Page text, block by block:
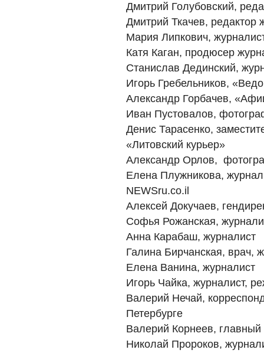
Дмитрий Голубовский,
Дмитрий Ткачев, редактор
Мария Липкович,
Катя Каган, продюсер
Станислав Дединский,
Игорь Гребельников,
Александр Горбачев,
Иван Пустовалов,
Денис Тарасенко,
«Литовский курьер»
Александр Орлов,
Елена Плужникова,
NEWSru.co.il
Алексей Докучаев,
Софья Рожанская,
Анна Карабаш, журналист
Галина Бирчанская, врач,
Елена Ванина, журналист
Игорь Чайка, журналист,
Валерий Нечай,
Петербурге
Валерий Корнеев,
Николай Пророков,